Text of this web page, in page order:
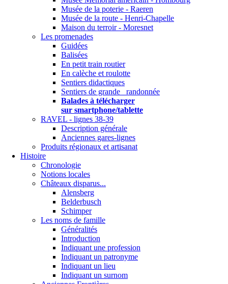
Musée de la poterie - Raeren
Musée de la route - Henri-Chapelle
Maison du terroir - Moresnet
Les promenades
Guidées
Balisées
En petit train routier
En calèche et roulotte
Sentiers didactiques
Sentiers de grande randonnée
Balades à télécharger
sur smartphone/tablette
RAVEL - lignes 38-39
Description générale
Anciennes gares-lignes
Produits régionaux et artisanat
Histoire
Chronologie
Notions locales
Châteaux disparus...
Alensberg
Belderbusch
Schimper
Les noms de famille
Généralités
Introduction
Indiquant une profession
Indiquant un patronyme
Indiquant un lieu
Indiquant un surnom